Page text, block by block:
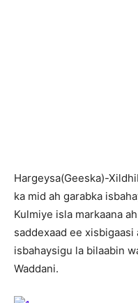
Hargeysa(Geeska)-
ka mid ah garabka
Kulmiye isla markaana
saddexaad ee xisbigaasi
isbahaysigu la bilaabin
Waddani.